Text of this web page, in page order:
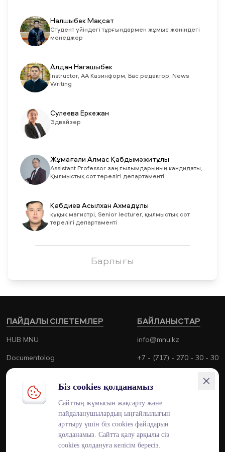
Налшыбек Мақсат
Студент үйіндегі тұрғындармен жұмыс жөніндегі
менеджер
Алдан Нагашыбек
Instructor, АА Казинформ, Бас редактор, News
Writing
Сулеева Еркежан
Эдвайзер
Жұмағали Алмас Қабдымәжитұлы
Assistant Professor заң ғылымдарының кандидаты,
Қылмыстық сот төрелігі департаменті
Қабдиев Асылхан Ахмадұлы
құқық магистрі, Senior lecturer, қылмыстық сот
төрелігі департаменті
Барлығы
БАЙЛАНЫСТАР
info@mnu.kz
+7 - (717) - 270 - 30 - 30
+7 - (700) - 170 - 30 - 30
ПАЙДАЛЫ СІЛЕТЕМЛЕР
HUB MNU
Documentolog
Canvas
Platonus
Біз cookies қолданамыз
Сайттың жұмысын жақсарту және
пайдаланушылардың ыңғайлылығын
арттыру үшін біз cookies файлдарын
қолданамыз. Сайтта қалу арқылы сіз
cookies қолдануға келісім бересіз.